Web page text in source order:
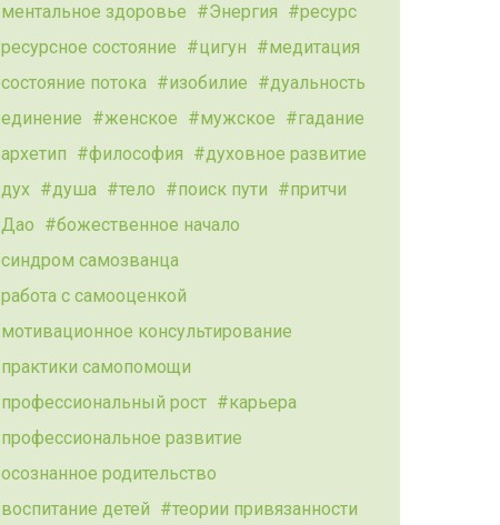
ментальное здоровье
Энергия
ресурс
ресурсное состояние
цигун
медитация
состояние потока
изобилие
дуальность
единение
женское мужское
гадание
архетип
философия
духовное развитие
дух
душа тело поиск пути
притчи
Дао
божественное начало
синдром самозванца
работа с самооценкой
мотивационное консультирование
практики самопомощи
профессиональный рост
карьера
профессиональное развитие
осознанное родительство
воспитание детей
теории привязанности